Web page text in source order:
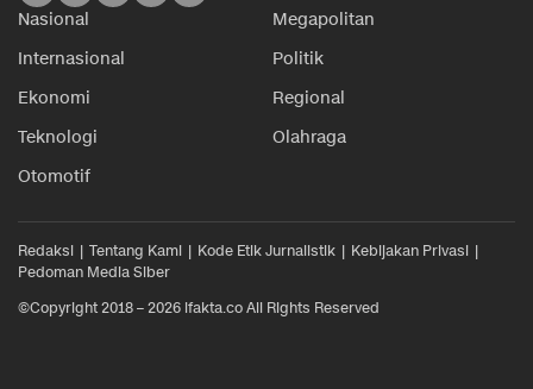
Nasional
Megapolitan
Internasional
Politik
Ekonomi
Regional
Teknologi
Olahraga
Otomotif
Redaksi Tentang Kami Kode Etik Jurnalistik
Kebijakan Privasi
Pedoman Media Siber
©Copyright 2018 – 2026 ifakta.co All Rights Reserved